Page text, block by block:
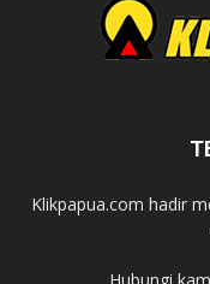
Klikpapua.com hadir
Hubungi